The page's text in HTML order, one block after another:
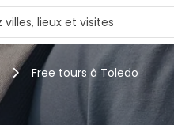
Free tours à Toledo